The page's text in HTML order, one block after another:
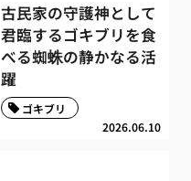
古民家の守護神として
君臨するゴキブリを食
べる蜘蛛の静かなる活
躍
2026.06.10
ゴキブリ